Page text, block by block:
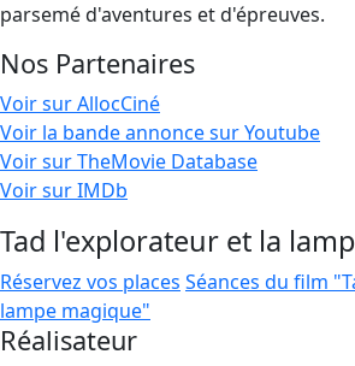
parsemé d'aventures et d'épreuves.
Nos Partenaires
Voir sur AllocCiné
Voir la bande annonce sur Youtube
Voir sur TheMovie Database
Voir sur IMDb
Tad l'explorateur et la
Réservez vos places Séances du film
lampe magique"
Réalisateur